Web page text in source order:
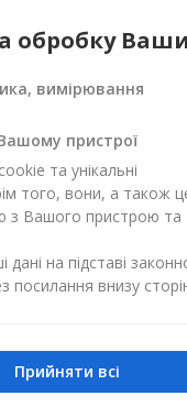
обробку
вимірювання
пристрої
та унікальні
того, вони, а також
з Вашого пристрою та
на підставі
посилання внизу
Прийняти всі